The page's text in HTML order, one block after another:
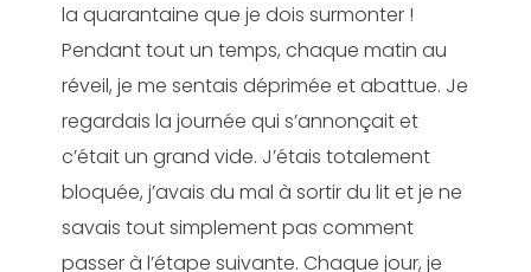
la quarantaine que je dois surmonter !
Pendant tout un temps, chaque matin au
réveil, je me sentais déprimée et abattue. Je
regardais la journée qui s’annonçait et
c’était un grand vide. J’étais totalement
bloquée, j’avais du mal à sortir du lit et je ne
savais tout simplement pas comment
passer à l’étape suivante. Chaque jour, je